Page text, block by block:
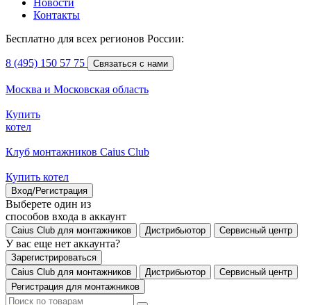
Новости
Контакты
Бесплатно для всех регионов России:
8 (495) 150 57 75 Связаться с нами
Москва и Московская область
Купить
котел
Клуб монтажников Caius Club
Купить котел
Вход/Регистрация
Выберете один из
способов входа в аккаунт
Caius Club для монтажников Дистрибьютор Сервисный центр
У вас еще нет аккаунта?
Зарегистрироваться
Caius Club для монтажников
Дистрибьютор
Сервисный центр
Регистрация для монтажников